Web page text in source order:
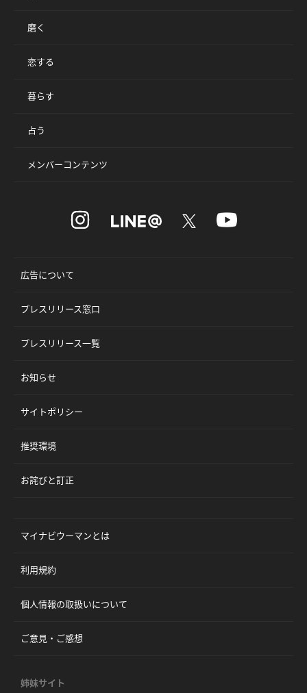
磨く
恋する
暮らす
占う
メンバーコンテンツ
広告について
プレスリリース窓口
プレスリリース一覧
お知らせ
サイトポリシー
推奨環境
お詫びと訂正
マイナビウーマンとは
利用規約
個人情報の取扱いについて
ご意見・ご感想
姉妹サイト